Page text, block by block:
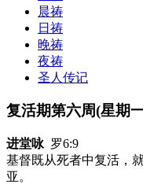
晨祷
日祷
晚祷
夜祷
圣人传记
复活期第六周(星期
进堂咏 罗6:9
基督既从死者中复活，
亚。